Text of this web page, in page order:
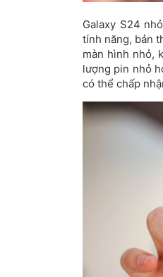
Galaxy S24
tính năng, bản
màn hình nhỏ,
lượng pin nhỏ
có thể chấp